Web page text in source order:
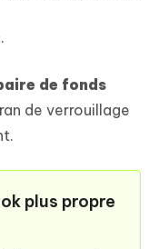
de fonds
de verrouillage
plus propre